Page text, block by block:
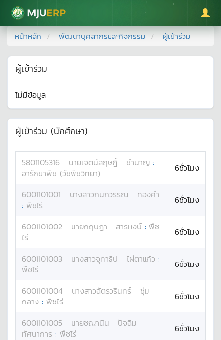
มหาวิทยาลัยแม่โจ้
หน้าหลัก พัฒนาบุคลากรและกิจกรรม ผู้เข้าร่วม
ผู้เข้าร่วม
ไม่มีข้อมูล
ผู้เข้าร่วม (นักศึกษา)
5801105316 นายเจตน์สฤษฎิ์ ชำนาญ :
อารักขาพืช (วัชพืชวิทยา)
6ชั่วโมง
6001101001 นางสาวกนกวรรณ
ทองคำ
: พืชไร่ 6ชั่วโมง
6001101002 นายกฤษฎา สารหงษ์ : พืช
ไร่
6ชั่วโมง
6001101003 นางสาวจุทาธิป ไผ่ตาแก้ว :
พืชไร่
6ชั่วโมง
6001101004 นางสาวฉัตรวรินทร์
ชุ่ม
กลาง : พืชไร่ 6ชั่วโมง
6001101005 นายชญานิน
ปัจฉิม
ทัศนาการ : พืชไร่ 6ชั่วโมง